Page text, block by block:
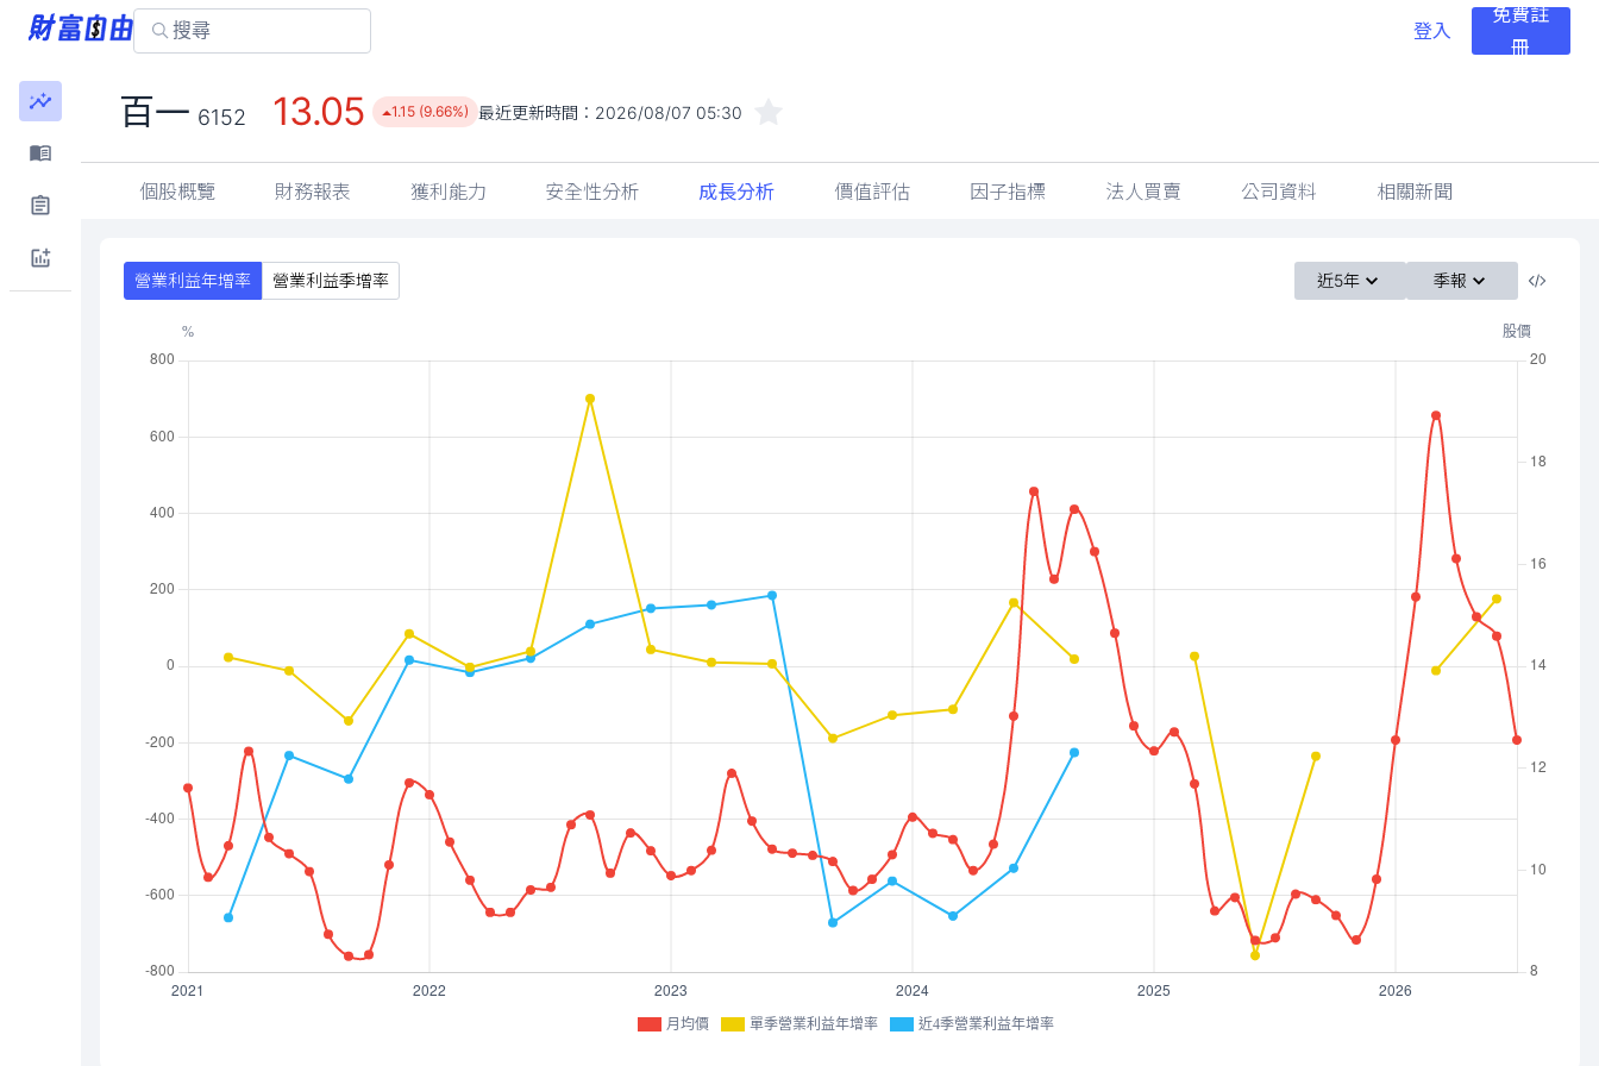
登入
免費註
冊
百一 6152 13.05 1.15 (9.66%) 最近更新時間： 2026/08/07 05:30
個股概覽 財務報表 獲利能力 安全性分析 成長分析 價值評估 因子指標 法人買賣 公司資料 相關新聞
營業利益年增率 營業利益季增率 近5年 季報
月均價 單季營業利益年增率 近4季營業利益年增率